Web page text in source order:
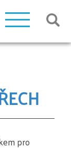
pro